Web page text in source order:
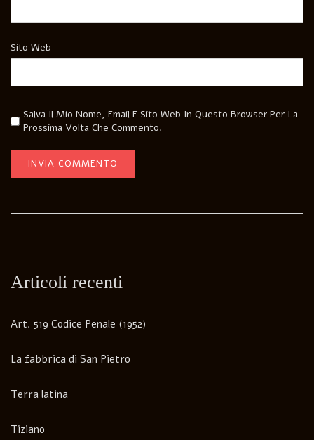
Sito Web
Salva Il Mio Nome, Email E Sito Web In Questo Browser Per La
Prossima Volta Che Commento.
Articoli recenti
Art. 519 Codice Penale (1952)
La fabbrica di San Pietro
Terra latina
Tiziano